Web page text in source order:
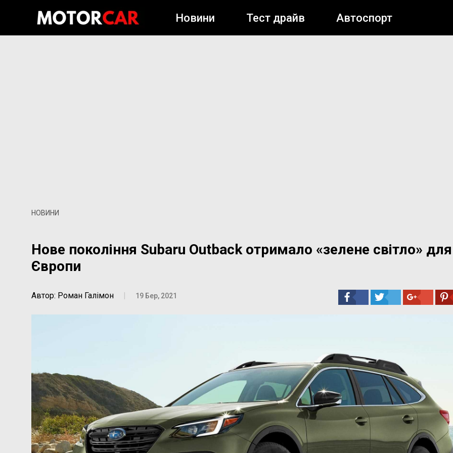
Новини Тест драйв Автоспорт
НОВИНИ
Нове покоління Subaru Outback отримало «зелене світло» для
Європи
Автор: Роман Галімон | 19 Бер, 2021